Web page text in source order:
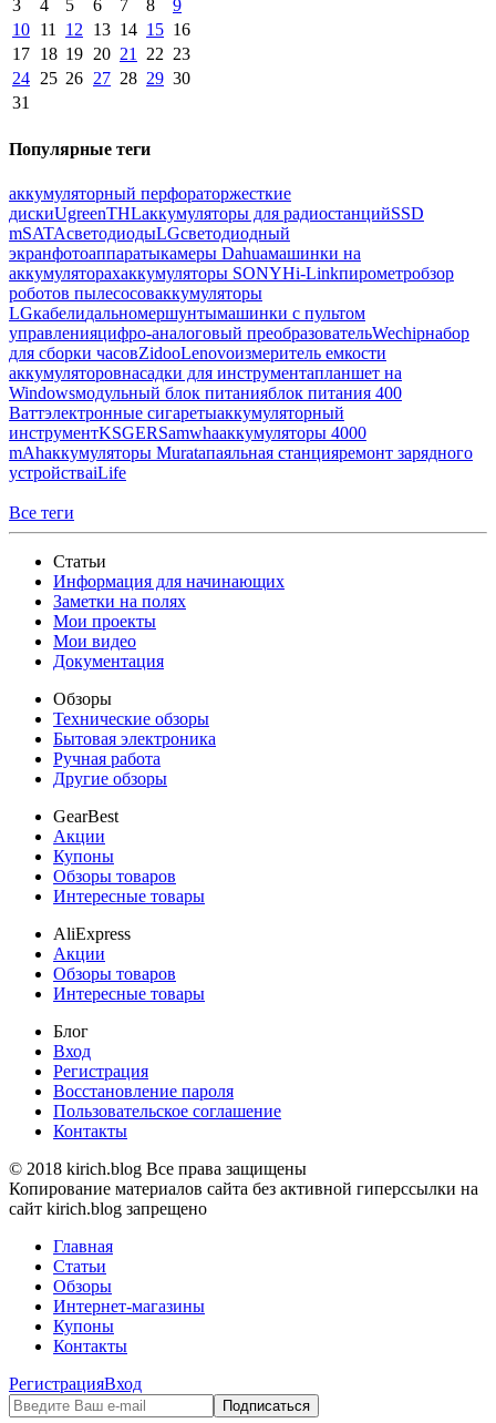
3
4 5 6 7 8
9
10 11 12 13 14 15 16
17 18 19 20 21 22 23
24 25 26 27 28 29 30
31
Популярные теги
аккумуляторный перфораторжесткие
дискиUgreenTHLаккумуляторы для радиостанцийSSD
mSATAсветодиодыLGсветодиодный
экранфотоаппаратыкамеры Dahuaмашинки на
аккумуляторахаккумуляторы SONYHi-Linkпирометробзор
роботов пылесосоваккумуляторы
LGкабелидальномершунтымашинки с пультом
управленияцифро-аналоговый преобразовательWechipнабор
для сборки часовZidooLenovoизмеритель емкости
аккумуляторовнасадки для инструментапланшет на
Windowsмодульный блок питанияблок питания 400
Ваттэлектронные сигаретыаккумуляторный
инструментKSGERSamwhaаккумуляторы 4000
mAhаккумуляторы Murataпаяльная станцияремонт зарядного
устройстваiLife
Все теги
Статьи
Информация для начинающих
Заметки на полях
Мои проекты
Мои видео
Документация
Обзоры
Технические обзоры
Бытовая электроника
Ручная работа
Другие обзоры
GearBest
Акции
Купоны
Обзоры товаров
Интересные товары
AliExpress
Акции
Обзоры товаров
Интересные товары
Блог
Вход
Регистрация
Восстановление пароля
Пользовательское соглашение
Контакты
© 2018 kirich.blog Все права защищены
Копирование материалов сайта без активной гиперссылки на
сайт kirich.blog запрещено
Главная
Статьи
Обзоры
Интернет-магазины
Купоны
Контакты
РегистрацияВход